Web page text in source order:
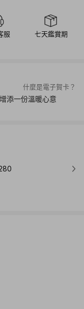
服 七天鑑賞期
什麼是電子賀卡？
添一份溫暖心意